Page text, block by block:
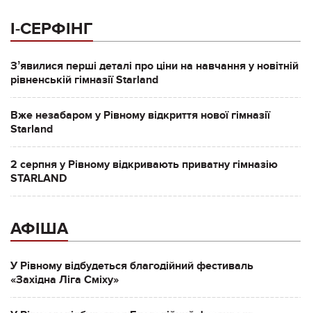
І-СЕРФІНГ
Зʼявилися перші деталі про ціни на навчання у новітній
рівненській гімназії Starland
Вже незабаром у Рівному відкриття нової гімназії
Starland
2 серпня у Рівному відкривають приватну гімназію
STARLAND
АФІША
У Рівному відбудеться благодійний фестиваль
«Західна Ліга Сміху»